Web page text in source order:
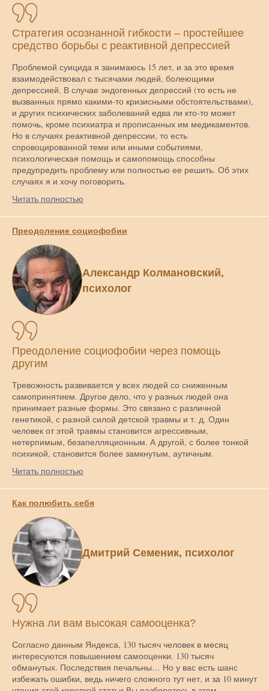
Стратегия осознанной гибкости – простейшее
средство борьбы с реактивной депрессией
Проблемой суицида я занимаюсь 15 лет, и за это время
взаимодействовал с тысячами людей, болеющими
депрессией. В случае эндогенных депрессий (то есть не
вызванных прямо какими-то кризисными обстоятельствами),
и других психических заболеваний едва ли кто-то может
помочь, кроме психиатра и прописанных им медикаментов.
Но в случаях реактивной депрессии, то есть
спровоцированной теми или иными событиями,
психологическая помощь и самопомощь способны
предупредить проблему или полностью ее решить. Об этих
случаях я и хочу поговорить.
Читать полностью
Преодоление социофобии
Александр Колмановский,
психолог
Преодоление социофобии через помощь
другим
Тревожность развивается у всех людей со сниженным
самопринятием. Другое дело, что у разных людей она
принимает разные формы. Это связано с различной
генетикой, с разной силой детской травмы и т. д. Один
человек от этой травмы становится агрессивным,
нетерпимым, безапелляционным. А другой, с более тонкой
психикой, становится более замкнутым, аутичным.
Читать полностью
Как полюбить себя
Дмитрий Семеник, психолог
Нужна ли вам высокая самооценка?
Согласно данным Яндекса, 130 тысяч человек в месяц
интересуются повышением самооценки. 130 тысяч
обманутых. Последствия печальны… Но у вас есть шанс
избежать ошибки, ведь ничего сложного тут нет, и за 10 минут